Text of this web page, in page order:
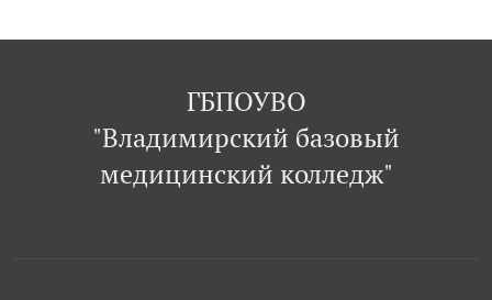
ГБПОУВО
"Владимирский базовый
медицинский колледж"